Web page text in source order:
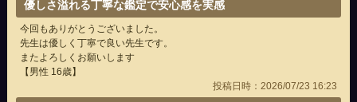
優しさ溢れる丁寧な鑑定で安心感を実感
今回もありがとうございました。
先生は優しく丁寧で良い先生です。
またよろしくお願いします
【男性 16歳】
投稿日時：2026/07/23 16:23